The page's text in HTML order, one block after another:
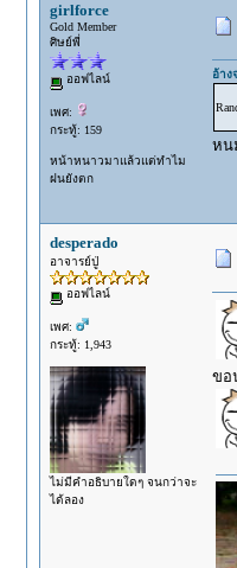
girlforce
Gold Member
ศิษย์พี่
ออฟไลน์
เพศ:
กระทู้: 159
หน้าหนาวมาแล้วแต่ทำไม
ฝนยังตก
อ้าง
หน
desperado
อาจารย์ปู่
ออฟไลน์
เพศ:
กระทู้: 1,943
ไม่มีคำอธิบายใดๆ จนกว่าจะ
ได้ลอง
ขอ